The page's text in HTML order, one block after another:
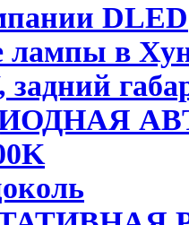
DLED
лампы в